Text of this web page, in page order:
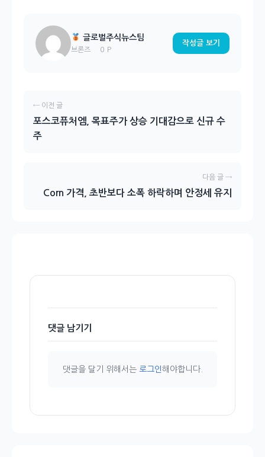
글로벌주식뉴스팀
브론즈 0 P
작성글 보기
← 이전 글
포스코퓨처엠, 목표주가 상승 기대감으로 신규 수
주
다음 글 →
Corn 가격, 초반보다 소폭 하락하며 안정세 유지
댓글 남기기
댓글을 달기 위해서는 로그인해야합니다.